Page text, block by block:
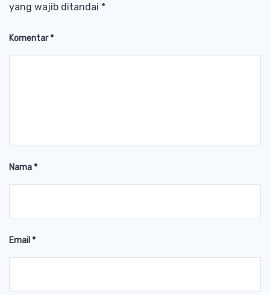
yang wajib ditandai *
Komentar*
Nama*
Email *